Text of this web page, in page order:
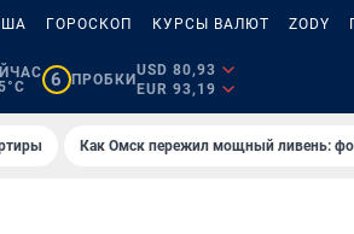
ГОРОСКОП КУРСЫ ВАЛЮТ ZODY
6 ПРОБКИ
USD 80,93
EUR 93,19
Как Омск пережил мощный ливень: